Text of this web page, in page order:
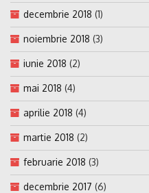
decembrie 2018 (1)
noiembrie 2018 (3)
iunie 2018 (2)
mai 2018 (4)
aprilie 2018 (4)
martie 2018 (2)
februarie 2018 (3)
decembrie 2017 (6)